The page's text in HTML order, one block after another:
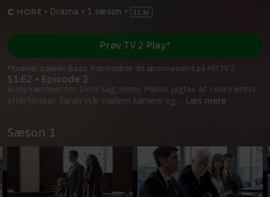
• Drama • 1 sæson •
S1:E2 • Episode 2
Rudy kæmper for Dots sag, mens Melvin jagtes af Tinley Britts
efterforsker. Sarah står mellem karriere og... Læs mere
Prøv TV 2 Play*
*Kræver pakken Basis. Administrer dit abonnement på Mit TV 2.
Sæson 1